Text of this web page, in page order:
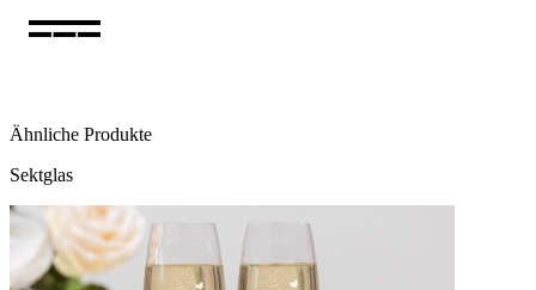
Ähnliche Produkte
Sektglas